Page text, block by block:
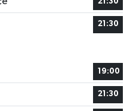
21:30
19:00
21:30